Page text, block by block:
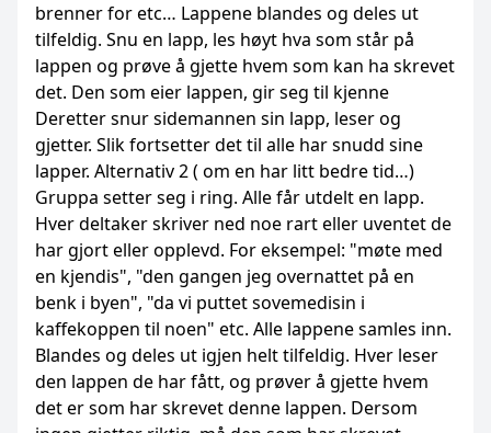
brenner for etc… Lappene blandes og deles ut
tilfeldig. Snu en lapp, les høyt hva som står på
lappen og prøve å gjette hvem som kan ha skrevet
det. Den som eier lappen, gir seg til kjenne
Deretter snur sidemannen sin lapp, leser og
gjetter. Slik fortsetter det til alle har snudd sine
lapper. Alternativ 2 ( om en har litt bedre tid…)
Gruppa setter seg i ring. Alle får utdelt en lapp.
Hver deltaker skriver ned noe rart eller uventet de
har gjort eller opplevd. For eksempel: "møte med
en kjendis", "den gangen jeg overnattet på en
benk i byen", "da vi puttet sovemedisin i
kaffekoppen til noen" etc. Alle lappene samles inn.
Blandes og deles ut igjen helt tilfeldig. Hver leser
den lappen de har fått, og prøver å gjette hvem
det er som har skrevet denne lappen. Dersom